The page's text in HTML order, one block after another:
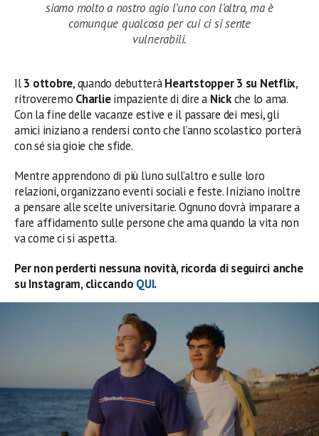
siamo molto a nostro agio l’uno con l’altro, ma è
comunque qualcosa per cui ci si sente
vulnerabili.
Il3 ottobre, quando debutteràHeartstopper 3 su Netflix,
ritroveremo Charlieimpaziente di dire a Nickche lo ama.
Con la fine delle vacanze estive e il passare dei mesi, gli
amici iniziano a rendersi conto che l’anno scolastico porterà
con sé sia gioie che sfide.
Mentre apprendono di più l’uno sull’altro e sulle loro
relazioni, organizzano eventi sociali e feste. Iniziano inoltre
a pensare alle scelte universitarie. Ognuno dovrà imparare a
fare affidamento sulle persone che ama quando la vita non
va come ci si aspetta.
Per non perderti nessuna novità, ricorda di seguirci anche
su Instagram, cliccando QUI.